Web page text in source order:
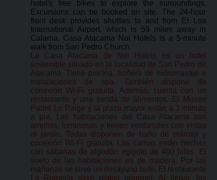
hotel's free bikes to explore the surroundings.
Excursions can be booked on site. The 24-hour
front desk provides shuttles to and from El Loa
International Airport, which is 59 miles away in
Calama. Casa Atacama Noi Hotels is a 5-minute
walk from San Pedro Church.
La Casa Atacama de Noi Hotels es un hotel
sostenible situado en la localidad de San Pedro de
Atacama. Tiene piscina, bañera de hidromasaje e
instalaciones de spa. También dispone de
conexión Wi-Fi gratuita. Además, cuenta con un
restaurante y una tienda de alimentos. El Museo
Padre Le Paige y la plaza mayor están a 1 minuto
a pie. Las habitaciones del Casa Atacama son
amplias, luminosas y tienen ventanales con vistas
al jardín. Todas disponen de baño de mármol y
conexión Wi-Fi gratuita. Las camas están hechas
con sábanas de algodón egipcio de 400 hilos. El
suelo de las habitaciones es de madera. Por las
mañanas se sirve un desayuno bufé. El restaurante
La Romería sirve platos gourmet. Al llegar, los